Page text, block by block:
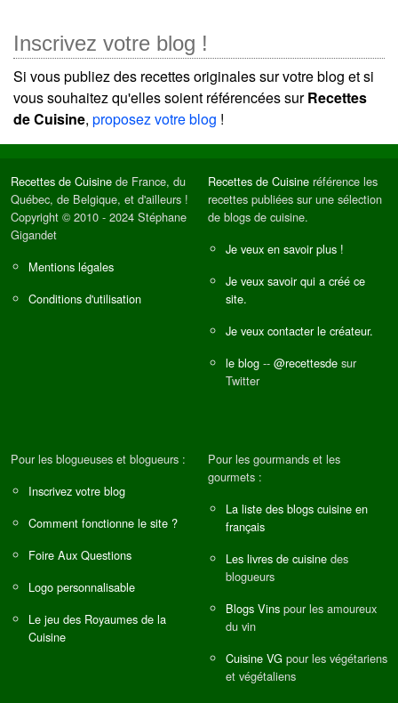
Inscrivez votre blog !
Si vous publiez des recettes originales sur votre blog et si
vous souhaitez qu'elles soient référencées surRecettes
de Cuisine, proposez votre blog !
Recettes de Cuisine de France, du
Québec, de Belgique, et d'ailleurs !
Copyright © 2010 - 2024 Stéphane
Gigandet
Mentions légales
Conditions d'utilisation
Recettes de Cuisine référence les
recettes publiées sur une sélection
de blogs de cuisine.
Je veux en savoir plus !
Je veux savoir qui a créé ce
site.
Je veux contacter le créateur.
le blog -- @recettesde sur
Twitter
Pour les blogueuses et blogueurs :
Inscrivez votre blog
Comment fonctionne le site ?
Foire Aux Questions
Logo personnalisable
Le jeu des Royaumes de la
Cuisine
Pour les gourmands et les
gourmets :
La liste des blogs cuisine en
français
Les livres de cuisine des
blogueurs
Blogs Vins pour les amoureux
du vin
Cuisine VG pour les végétariens
et végétaliens